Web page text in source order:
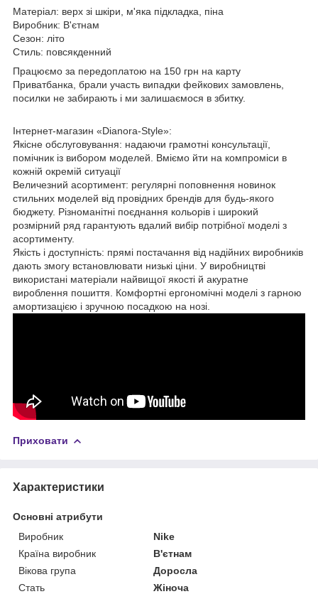
Матеріал: верх зі шкіри, м'яка підкладка, піна
Виробник: В'єтнам
Сезон: літо
Стиль: повсякденний
Працюємо за передоплатою на 150 грн на карту
Приватбанка, брали участь випадки фейкових замовлень,
посилки не забирають і ми залишаємося в збитку.
Інтернет-магазин «Dianora-Style»:
Якісне обслуговування: надаючи грамотні консультації,
помічник із вибором моделей. Вміємо йти на компроміси в
кожній окремій ситуації
Величезний асортимент: регулярні поповнення новинок
стильних моделей від провідних брендів для будь-якого
бюджету. Різноманітні поєднання кольорів і широкий
розмірний ряд гарантують вдалий вибір потрібної моделі з
асортименту.
Якість і доступність: прямі постачання від надійних виробників
дають змогу встановлювати низькі ціни. У виробництві
використані матеріали найвищої якості й акуратне
вироблення пошиття. Комфортні ергономічні моделі з гарною
амортизацією і зручною посадкою на нозі.
Приховати
Характеристики
Основні атрибути
Виробник
Nike
Країна виробник
В'єтнам
Вікова група
Доросла
Стать
Жіноча